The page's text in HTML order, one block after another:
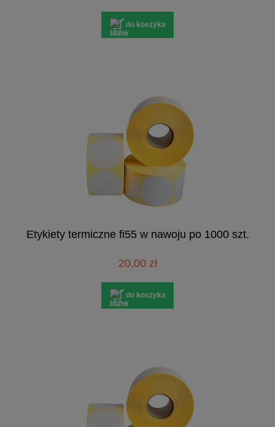
do koszyka
Etykiety termiczne fi55 w nawoju po 1000 szt.
20,00 zł
do koszyka